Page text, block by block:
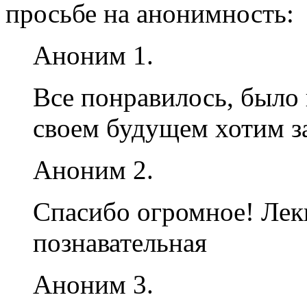
просьбе на анонимность:
Аноним 1.
Все понравилось, было
своем будущем хотим
Аноним 2.
Спасибо огромное!
познавательная
Аноним 3.